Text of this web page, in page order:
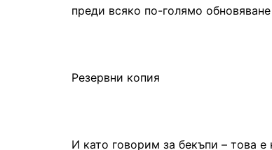
преди всяко по-голямо
Резервни копия
И като говорим за бекъпи – това